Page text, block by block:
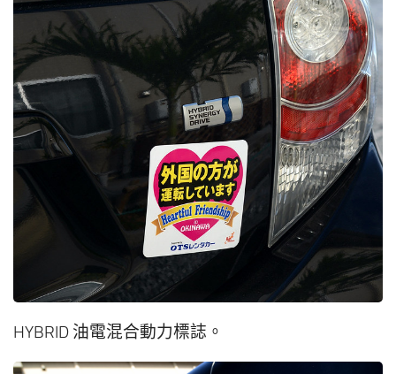
HYBRID 油電混合動力標誌。